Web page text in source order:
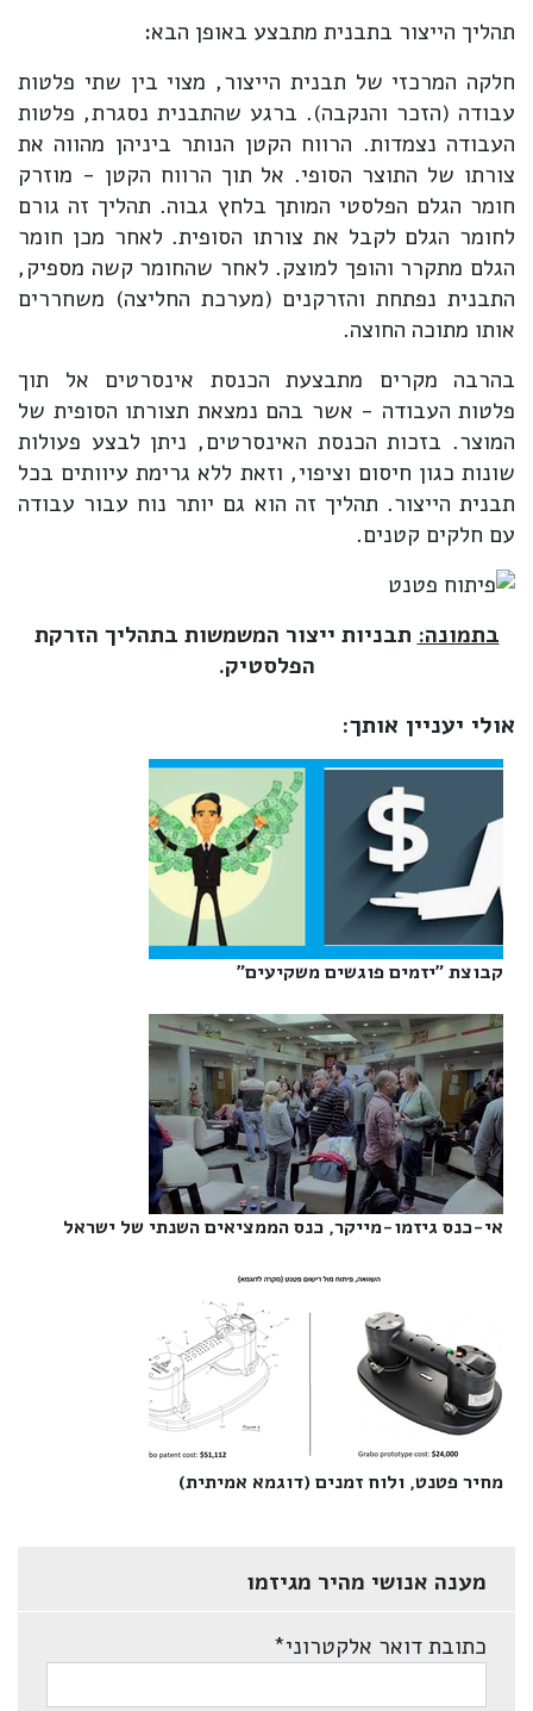
תהליך הייצור בתבנית מתבצע באופן הבא:
חלקה המרכזי של תבנית הייצור, מצוי בין שתי פלטות
עבודה (הזכר והנקבה). ברגע שהתבנית נסגרת, פלטות
העבודה נצמדות. הרווח הקטן הנותר ביניהן מהווה את
צורתו של התוצר הסופי. אל תוך הרווח הקטן - מוזרק
חומר הגלם הפלסטי המותך בלחץ גבוה. תהליך זה גורם
לחומר הגלם לקבל את צורתו הסופית. לאחר מכן חומר
הגלם מתקרר והופך למוצק. לאחר שהחומר קשה מספיק,
התבנית נפתחת והזרקנים (מערכת החליצה) משחררים
אותו מתוכה החוצה.
בהרבה מקרים מתבצעת הכנסת אינסרטים אל תוך
פלטות העבודה - אשר בהם נמצאת תצורתו הסופית של
המוצר. בזכות הכנסת האינסרטים, ניתן לבצע פעולות
שונות כגון חיסום וציפוי, וזאת ללא גרימת עיוותים בכל
תבנית הייצור. תהליך זה הוא גם יותר נוח עבור עבודה
עם חלקים קטנים.
בתמונה: תבניות ייצור המשמשות בתהליך הזרקת
הפלסטיק.
אולי יעניין אותך:
קבוצת "יזמים פוגשים משקיעים"‎
אי-כנס גיזמו-מייקר, כנס הממציאים השנתי של ישראל‎
מחיר פטנט, ולוח זמנים (דוגמא אמיתית)‎
מענה אנושי מהיר מגיזמו
כתובת דואר אלקטרוני*